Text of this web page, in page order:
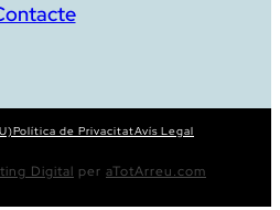
Política de PrivacitatAvís Legal
Digital per aTotArreu.com